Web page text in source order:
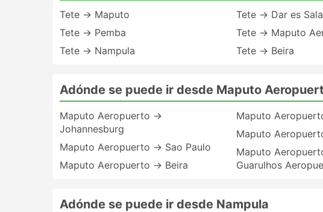
Tete → Maputo
Tete → Pemba
Tete → Nampula
Tete → Dar es
Tete → Maputo
Tete → Beira
Adónde se puede ir desde Maputo
Maputo Aeropuerto →
Johannesburg
Maputo Aeropuerto → Sao Paulo
Maputo Aeropuerto → Beira
Maputo
Maputo
Maputo
Guarulhos
Adónde se puede ir desde Nampula